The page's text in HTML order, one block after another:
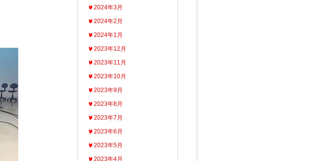
2024年3月
2024年2月
2024年1月
2023年12月
2023年11月
2023年10月
2023年9月
2023年8月
2023年7月
2023年6月
2023年5月
2023年4月